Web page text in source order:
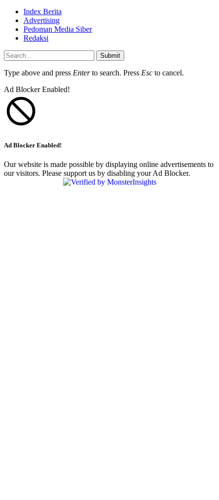
Index Berita
Advertising
Pedoman Media Siber
Redaksi
Submit
Type above and press Enterto search. Press Esc to cancel.
Ad Blocker Enabled!
Ad Blocker Enabled!
Our website is made possible by displaying online advertisements to
our visitors. Please support us by disabling your Ad Blocker.